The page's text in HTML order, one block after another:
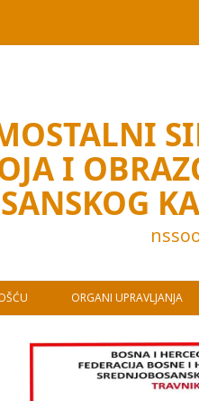
I
ORGANI UPRAVLJANJA